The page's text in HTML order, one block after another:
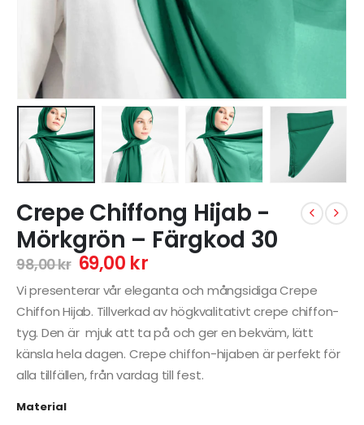
Crepe Chiffong Hijab -
Mörkgrön – Färgkod 30
98,00kr 69,00 kr
Vi presenterar vår eleganta och mångsidiga Crepe
Chiffon Hijab. Tillverkad av högkvalitativt crepe chiffon-
tyg. Den är mjuk att ta på och ger en bekväm, lätt
känsla hela dagen. Crepe chiffon-hijaben är perfekt för
alla tillfällen, från vardag till fest.
Material